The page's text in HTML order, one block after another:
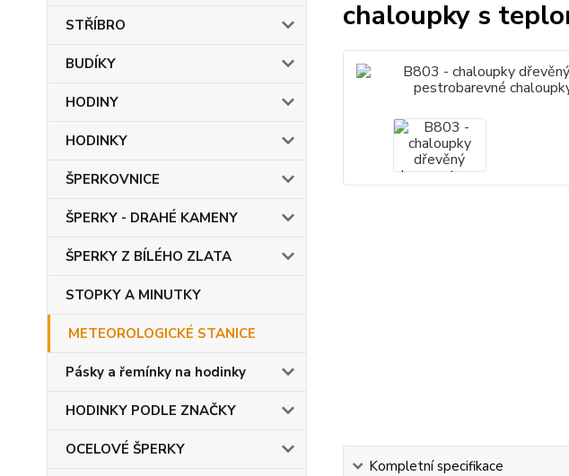
STŘÍBRO
BUDÍKY
HODINY
HODINKY
ŠPERKOVNICE
ŠPERKY - DRAHÉ KAMENY
ŠPERKY Z BÍLÉHO ZLATA
STOPKY A MINUTKY
METEOROLOGICKÉ STANICE
Pásky a řemínky na hodinky
HODINKY PODLE ZNAČKY
OCELOVÉ ŠPERKY
chaloupky s
Kompletní specifikace